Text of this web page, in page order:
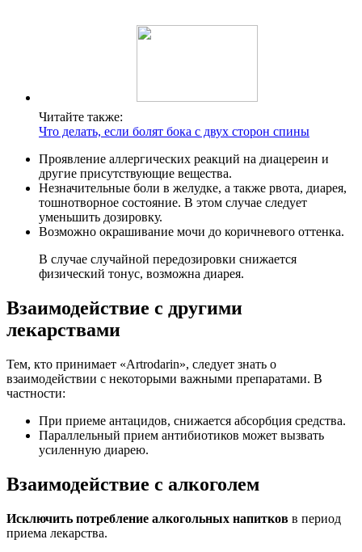
Читайте также:
Что делать, если болят бока с двух сторон спины
Проявление аллергических реакций на диацереин и
другие присутствующие вещества.
Незначительные боли в желудке, а также рвота, диарея,
тошнотворное состояние. В этом случае следует
уменьшить дозировку.
Возможно окрашивание мочи до коричневого оттенка.
В случае случайной передозировки снижается
физический тонус, возможна диарея.
Взаимодействие с другими
лекарствами
Тем, кто принимает «Artrodarin», следует знать о
взаимодействии с некоторыми важными препаратами. В
частности:
При приеме антацидов, снижается абсорбция средства.
Параллельный прием антибиотиков может вызвать
усиленную диарею.
Взаимодействие с алкоголем
Исключить потребление алкогольных напитков в период
приема лекарства.